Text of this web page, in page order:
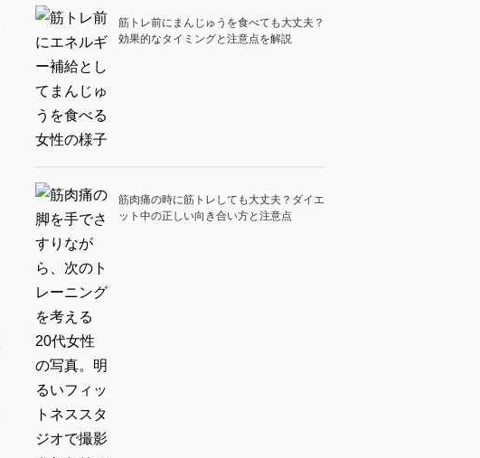
筋トレ前にまんじゅうを食べても大丈夫？
効果的なタイミングと注意点を解説
筋肉痛の時に筋トレしても大丈夫？ダイエ
ット中の正しい向き合い方と注意点